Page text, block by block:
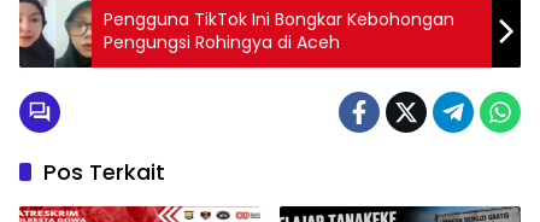
Pengguna TikTok Ini Bongkar Kebohongan
Pengungsi Rohingya di Aceh
Pos Terkait